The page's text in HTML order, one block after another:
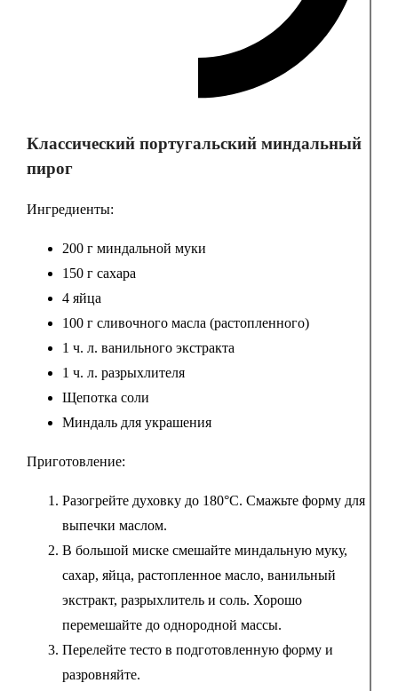
Классический португальский миндальный
пирог
Ингредиенты:
200 г миндальной муки
150 г сахара
4 яйца
100 г сливочного масла (растопленного)
1 ч. л. ванильного экстракта
1 ч. л. разрыхлителя
Щепотка соли
Миндаль для украшения
Приготовление:
Разогрейте духовку до 180°C. Смажьте форму для
выпечки маслом.
В большой миске смешайте миндальную муку,
сахар, яйца, растопленное масло, ванильный
экстракт, разрыхлитель и соль. Хорошо
перемешайте до однородной массы.
Перелейте тесто в подготовленную форму и
разровняйте.